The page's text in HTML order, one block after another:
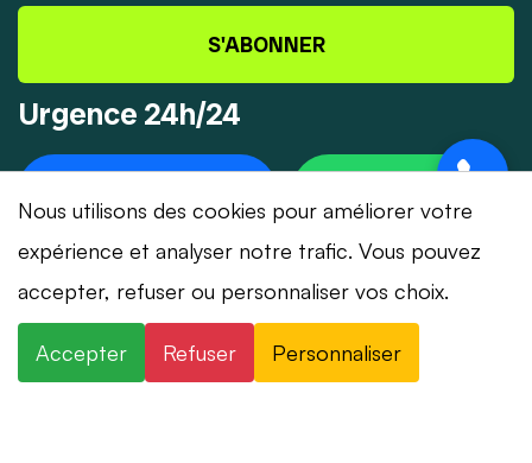
S'ABONNER
Urgence 24h/24
© 2026 Dépannage-Serrurier.ch - Tous droits
réservés | Suisse romande
Nous utilisons des cookies pour améliorer votre
expérience et analyser notre trafic. Vous pouvez
accepter, refuser ou personnaliser vos choix.
Accepter Refuser Personnaliser